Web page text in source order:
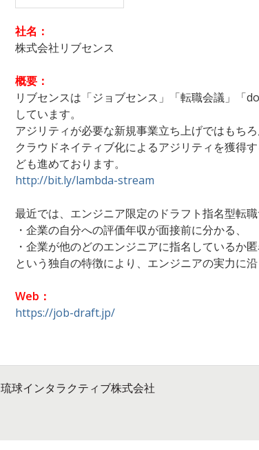
社名：
株式会社リブセンス
概要：
リブセンスは「ジョブセンス」「転職会議」「
しています。
アジリティが必要な新規事業立ち上げではもち
クラウドネイティブ化によるアジリティを獲得
ども進めております。
http://bit.ly/lambda-stream
最近では、エンジニア限定のドラフト指名型転
・企業の自分への評価年収が面接前に分かる、
・企業が他のどのエンジニアに指名しているか
という独自の特徴により、エンジニアの実力に
Web：
https://job-draft.jp/
琉球インタラクティブ株式会社